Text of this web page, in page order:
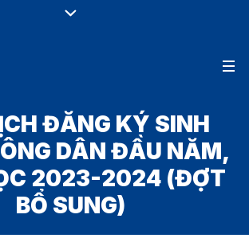
ĐĂNG KÝ SINH
DÂN ĐẦU NĂM,
2023-2024 (ĐỢT
BỔ SUNG)